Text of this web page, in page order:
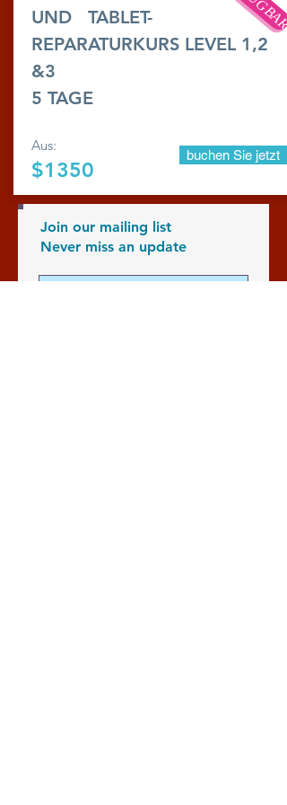
UND
TABLET-
REPARATURKURS LEVEL 1,2
&3
5 TAGE
Aus:
$1350
buchen Sie jetzt
Join our mailing list
Never miss an update